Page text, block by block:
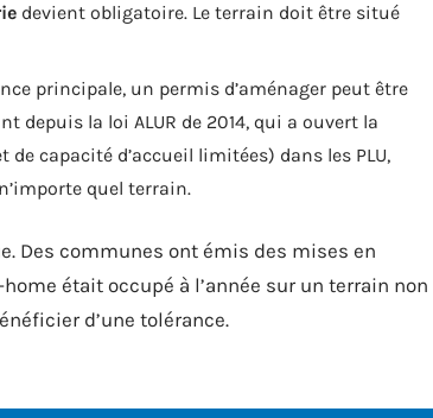
devient obligatoire. Le terrain doit être situé
principale, un permis d’aménager peut être
depuis la loi ALUR de 2014, qui a ouvert la
de capacité d’accueil limitées) dans les PLU,
quel terrain.
Des communes ont émis des mises en
était occupé à l’année sur un terrain non
d’une tolérance.